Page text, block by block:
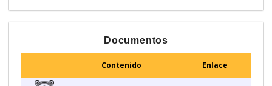
Documentos
Contenido Enlace